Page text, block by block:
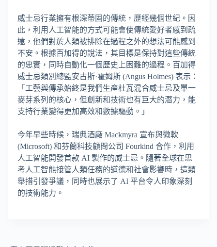
威士忌行業擁有根深蒂固的傳統，歷經幾個世紀。因
此，利用人工智能的方式可能會使傳統愛好者感到疏
遠，他們對於人類被排除在過程之外的想法可能感到
不安。根據百加得的說法，其目標是保持對這些傳統
的忠實，同時自動化一個歷史上困難的過程。百加得
威士忌類別總監安古斯·霍姆斯 (Angus Holmes) 表示：
「工藝與傳承始終是我們生產杜瓦混合威士忌及單一
麥芽系列的核心，但創新和技術也有巨大的潛力，能
支持行業變得更加高效和數據驅動。」
今年早些時候，瑞典酒廠 Mackmyra 宣布與微軟
(Microsoft) 和芬蘭科技顧問公司 Fourkind 合作，利用
人工智能開發首款 AI 製作的威士忌。隨著全球在思
考人工智能接管人類任務的道德和社會影響時，這類
舉措引發爭議，同時也展示了 AI 平台令人印象深刻
的技術能力。